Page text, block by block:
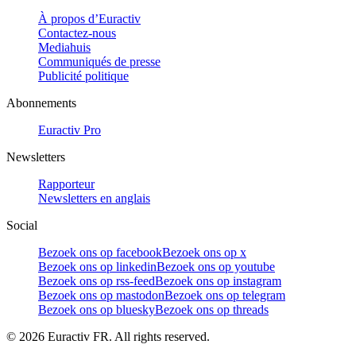
À propos d’Euractiv
Contactez-nous
Mediahuis
Communiqués de presse
Publicité politique
Abonnements
Euractiv Pro
Newsletters
Rapporteur
Newsletters en anglais
Social
Bezoek ons op facebookBezoek ons op x
Bezoek ons op linkedinBezoek ons op youtube
Bezoek ons op rss-feedBezoek ons op instagram
Bezoek ons op mastodonBezoek ons op telegram
Bezoek ons op blueskyBezoek ons op threads
© 2026 Euractiv FR. All rights reserved.